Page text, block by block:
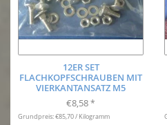
12ER SET
FLACHKOPFSCHRAUBEN MIT
VIERKANTANSATZ M5
€8,58 *
Grundpreis: €85,70 / Kilogramm